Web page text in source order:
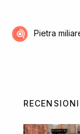
Pietra
RECENSIONI